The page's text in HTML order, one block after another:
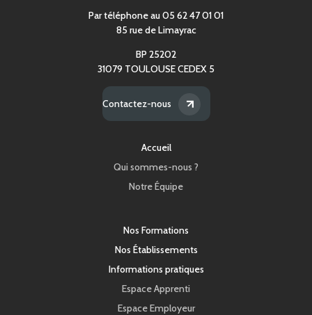
Par téléphone au 05 62 47 01 01
85 rue de Limayrac
BP 25202
31079 TOULOUSE CEDEX 5
Contactez-nous
Accueil
Qui sommes-nous ?
Notre Équipe
Nos Formations
Nos Établissements
Informations pratiques
Espace Apprenti
Espace Employeur